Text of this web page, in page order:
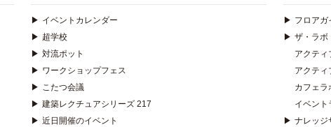
▶ イベントカレンダー
▶ 超学校
▶ 対流ポット
▶ ワークショップフェス
▶ こたつ会議
▶ 建築レクチュアシリーズ 217
▶ 近日開催のイベント
▶ フロアガ
▶ ザ・ラボ
アクティ
アクティ
カフェラ
イベント
▶ ナレッジ